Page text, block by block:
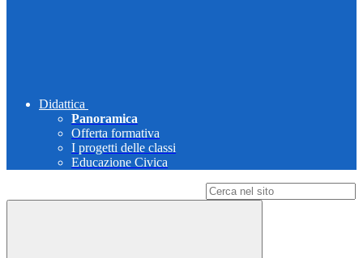
Didattica
Panoramica
Offerta formativa
I progetti delle classi
Educazione Civica